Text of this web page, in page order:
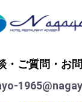
・ご質問・お